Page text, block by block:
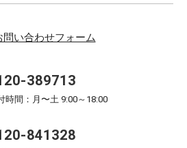
問い合わせフォーム
389713
時間：月〜土 9:00～18:00
841328